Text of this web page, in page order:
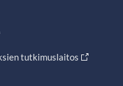
tutkimuslaitos